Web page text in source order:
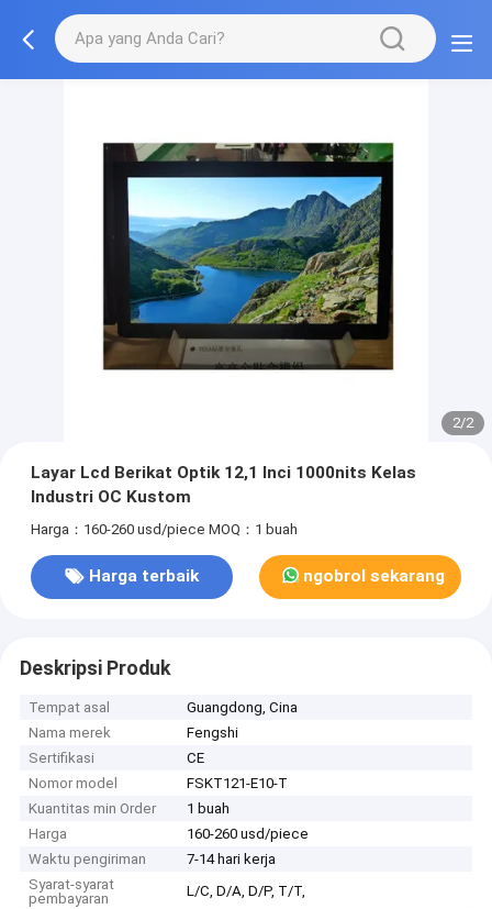
2/2
Layar Lcd Berikat Optik 12,1 Inci 1000nits Kelas
Industri OC Kustom
Harga：160-260 usd/piece MOQ：1 buah
Harga terbaik ngobrol sekarang
Deskripsi Produk
Tempat asal
Guangdong, Cina
Nama merek
Fengshi
Sertifikasi
CE
Nomor model
FSKT121-E10-T
Kuantitas min Order
1 buah
Harga
160-260 usd/piece
Waktu pengiriman
7-14 hari kerja
Syarat-syarat
pembayaran
L/C, D/A, D/P, T/T,